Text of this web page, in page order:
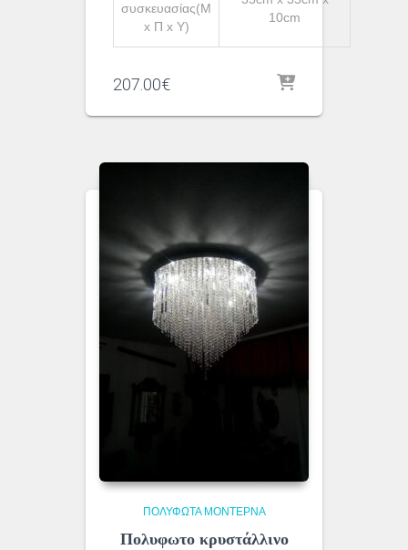
συσκευασίας(Μ
x Π x Υ)
10cm
207.00€
ΠΟΛΎΦΩΤΑ ΜΟΝΤΈΡΝΑ
Πολυφωτο κρυστάλλινο